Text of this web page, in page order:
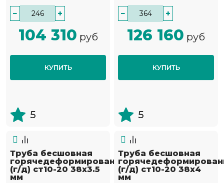
− +
104 310 руб
КУПИТЬ
5
− +
126 160 руб
КУПИТЬ
5
Труба бесшовная
горячедеформированная
(г/д) ст10-20 38х3.5
мм
Труба бесшовная
(г/д) ст10-20 38х4
мм